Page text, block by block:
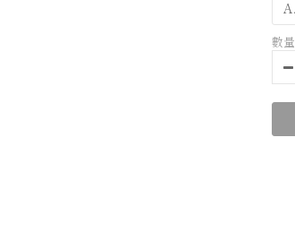
數量